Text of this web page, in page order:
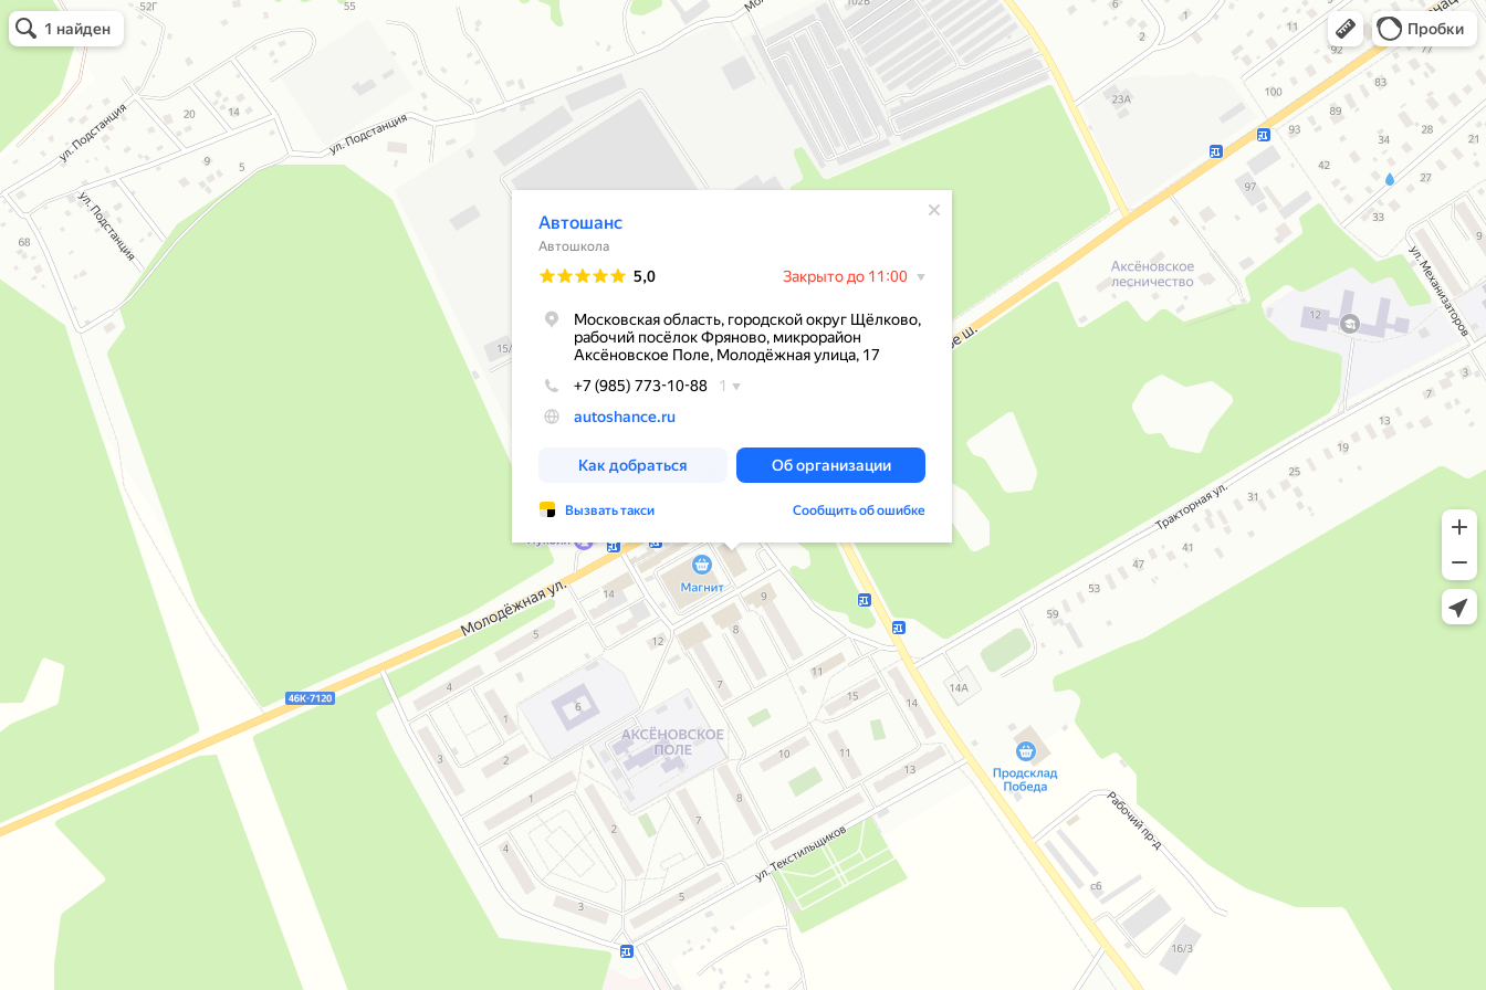
Автошанс
Автошкола
Пробки
Открыть в Картах
1 найден
Открылось всплывающее окно
Автошанс
Автошкола
Рейтинг
5,0 Закрыто до 11:00
Московская область, городской округ Щёлково,
рабочий посёлок Фряново, микрорайон
Аксёновское Поле, Молодёжная улица, 17
+7 (985) 773-10-88
1
autoshance.ru
Как добраться Об организации
Вызвать такси Сообщить об ошибке